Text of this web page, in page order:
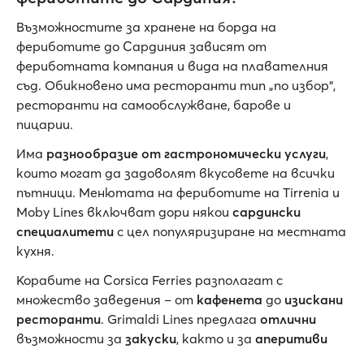
Възможностите за хранене на борда на
фериботите до Сардиния зависят от
фериботната компания и вида на плавателния
съд. Обикновено има ресторанти тип „по избор“,
ресторанти на самообслужване, барове и
пицарии.
Има разнообразие от гастрономически услуги,
които могат да задоволят вкусовете на всички
пътници. Менютата на фериботите на Tirrenia и
Moby Lines включват дори някои сардински
специалитети с цел популяризиране на местната
кухня.
Корабите на Corsica Ferries разполагат с
множество заведения – от кафенета до изискани
ресторанти. Grimaldi Lines предлага отлични
възможности за закуски, както и за аперитиви